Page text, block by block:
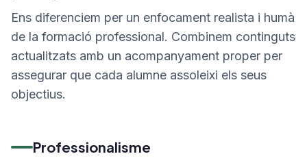
Ens diferenciem per un enfocament realista i humà
de la formació professional. Combinem continguts
actualitzats amb un acompanyament proper per
assegurar que cada alumne assoleixi els seus
objectius.
Professionalisme